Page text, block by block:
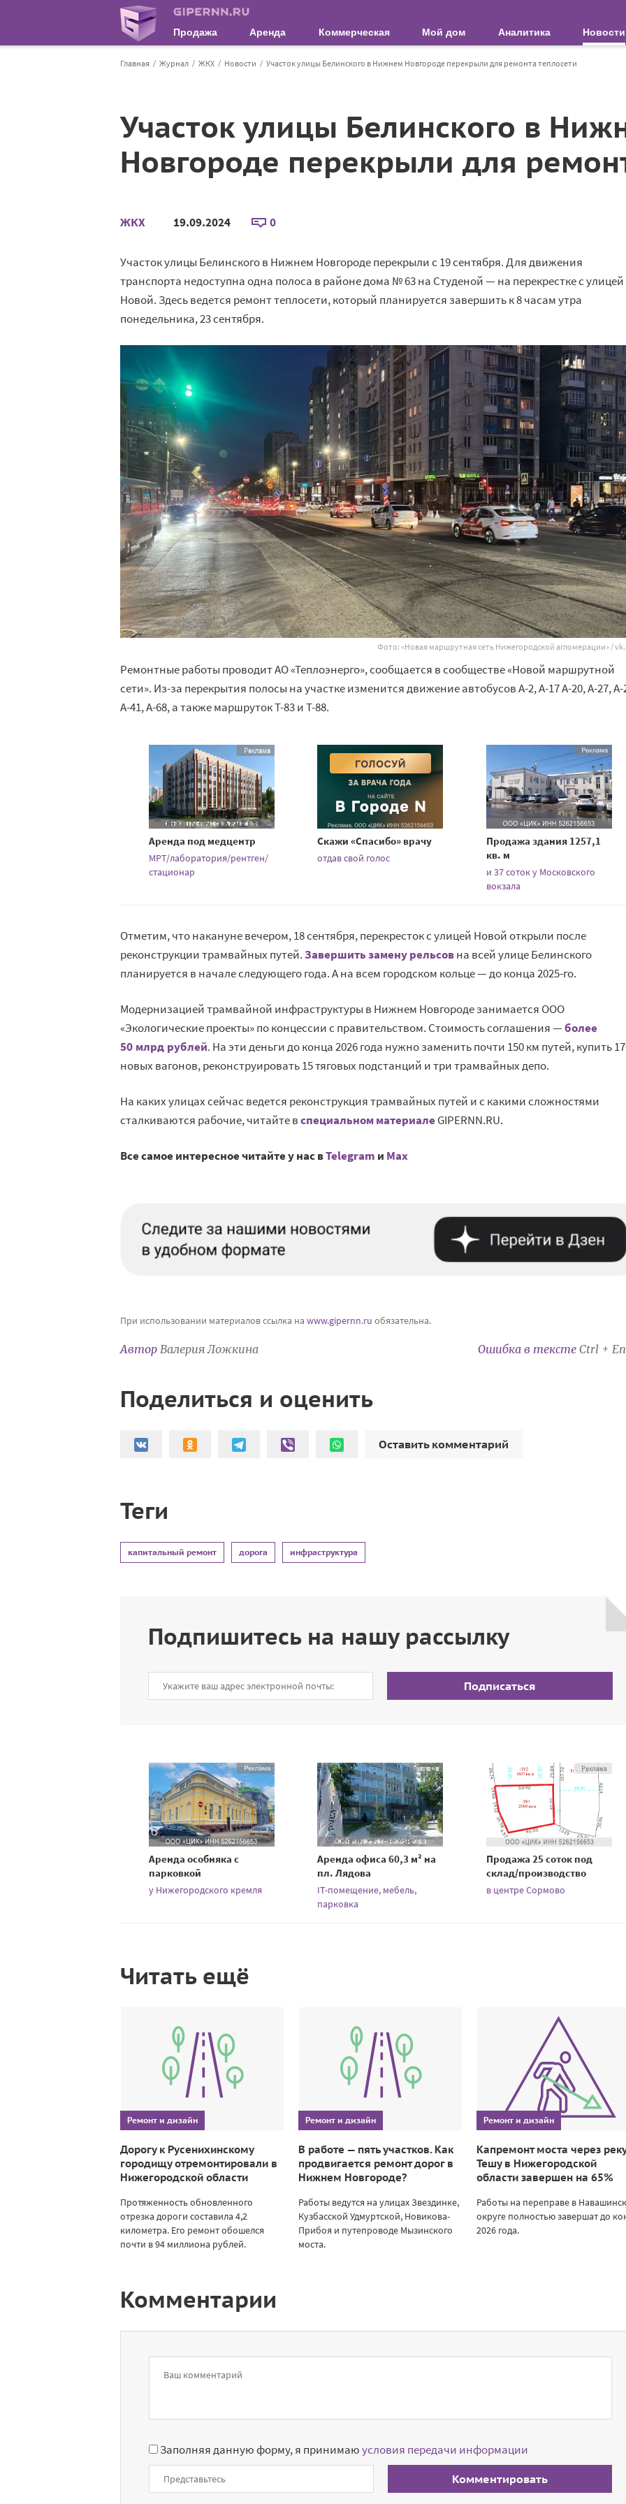
Продажа Аренда Коммерческая Мой дом Аналитика Новости
Главная Журнал ЖКХ Новости Участок улицы Белинского в Нижнем Новгороде перекрыли для ремонта теплосети
Участок улицы Белинского в
Новгороде перекрыли для
ЖКХ 19.09.2024 0
Участок улицы Белинского в Нижнем Новгороде перекрыли с 19 сентября. Для движения
транспорта недоступна одна полоса в районе дома № 63 на Студеной — на перекрестке с улицей
Новой. Здесь ведется ремонт теплосети, который планируется завершить к 8 часам утра
понедельника, 23 сентября.
Фото: «Новая маршрутная сеть Нижегородской агломерации» /
Ремонтные работы проводит АО «Теплоэнерго», сообщается в сообществе «Новой маршрутной
сети». Из-за перекрытия полосы на участке изменится движение автобусов А-2, А-17 А-20, А-27, А-
А-41, А-68, а также маршруток Т-83 и Т-88.
Аренда под медцентр
МРТ/лаборатория/рентген/
стационар
Скажи «Спасибо» врачу
отдав свой голос
Продажа здания 1257,1
кв. м
и 37 соток у Московского
вокзала
Отметим, что накануне вечером, 18 сентября, перекресток с улицей Новой открыли после
реконструкции трамвайных путей.Завершить замену рельсовна всей улице Белинского
планируется в начале следующего года. А на всем городском кольце — до конца 2025-го.
Модернизацией трамвайной инфраструктуры в Нижнем Новгороде занимается ООО
«Экологические проекты» по концессии с правительством. Стоимость соглашения —более
50 млрд рублей. На эти деньги до конца 2026 года нужно заменить почти 150 км путей, купить
новых вагонов, реконструировать 15 тяговых подстанций и три трамвайных депо.
На каких улицах сейчас ведется реконструкция трамвайных путей и с какими сложностями
сталкиваются рабочие, читайте вспециальном материалеGIPERNN.RU.
Все самое интересное читайте у нас вTelegram и Mах
При использовании материалов ссылка на www.gipernn.ru обязательна.
Автор Валерия Ложкина Ошибка в тексте Ctrl +
Поделиться и оценить
Оставить комментарий
Теги
капитальный ремонт дорога инфраструктура
Подпишитесь на нашу рассылку
Подписаться
Аренда особняка с
парковкой
у Нижегородского кремля
Аренда офиса 60,3 м² на
пл. Лядова
IT-помещение, мебель,
парковка
Продажа 25 соток под
склад/производство
в центре Сормово
Читать ещё
Ремонт и дизайн
Дорогу к Русенихинскому
городищу отремонтировали в
Нижегородской области
Протяженность обновленного
отрезка дороги составила 4,2
километра. Его ремонт обошелся
почти в 94 миллиона рублей.
Ремонт и дизайн
В работе — пять участков. Как
продвигается ремонт дорог в
Нижнем Новгороде?
Работы ведутся на улицах Звездинке,
Кузбасской Удмуртской, Новикова-
Прибоя и путепроводе Мызинского
моста.
Ремонт и дизайн
Капремонт моста через реку
Тешу в Нижегородской
области завершен на 65%
Работы на переправе в
округе полностью завершат до
2026 года.
Комментарии
Заполняя данную форму, я принимаюусловия передачи информации
Комментировать